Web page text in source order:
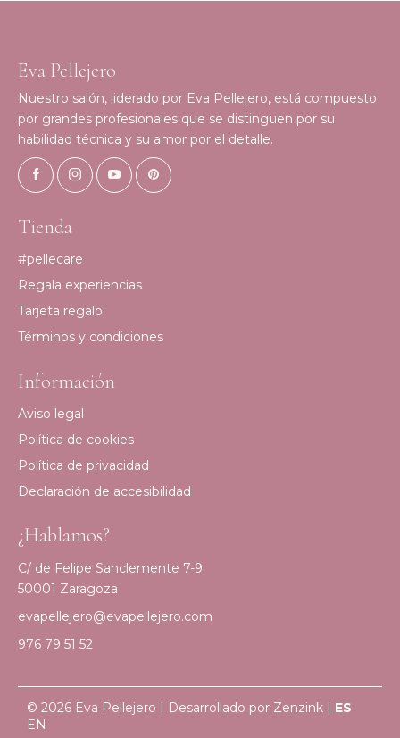
Eva Pellejero
Nuestro salón, liderado por Eva Pellejero, está compuesto
por grandes profesionales que se distinguen por su
habilidad técnica y su amor por el detalle.
Tienda
#pellecare
Regala experiencias
Tarjeta regalo
Términos y condiciones
Información
Aviso legal
Política de cookies
Política de privacidad
Declaración de accesibilidad
¿Hablamos?
C/ de Felipe Sanclemente 7-9
50001 Zaragoza
evapellejero@evapellejero.com
976 79 51 52
© 2026 Eva Pellejero | Desarrollado por Zenzink | ES
EN